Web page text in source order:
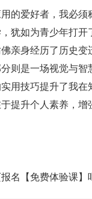
的爱好者，我必
犹如为青少年打
亲身经历了历史变
则是一场视觉与
用技巧提升了我
提升个人素养，
名【免费体验课】